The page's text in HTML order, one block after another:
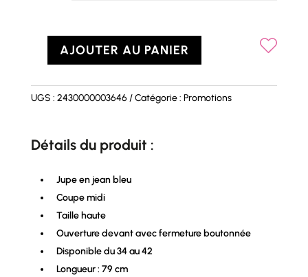
quantité
Jupe
AJOUTER AU PANIER
UGS : 2430000003646 Catégorie : Promotions
Détails du produit :
Jupe en jean bleu
Coupe midi
Taille haute
Ouverture devant avec fermeture boutonnée
Disponible du 34 au 42
Longueur : 79 cm